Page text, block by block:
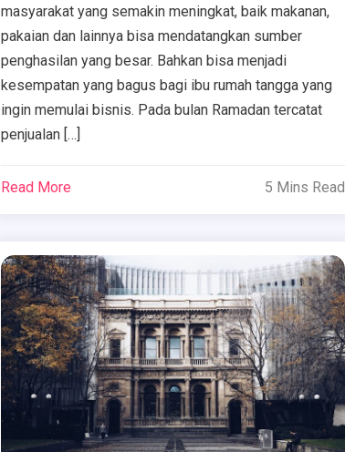
masyarakat yang semakin meningkat, baik makanan,
pakaian dan lainnya bisa mendatangkan sumber
penghasilan yang besar. Bahkan bisa menjadi
kesempatan yang bagus bagi ibu rumah tangga yang
ingin memulai bisnis. Pada bulan Ramadan tercatat
penjualan […]
Read More 5 Mins Read